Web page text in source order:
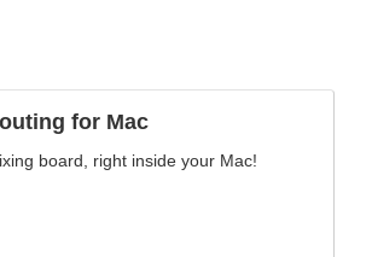
for Mac
board, right inside your Mac!